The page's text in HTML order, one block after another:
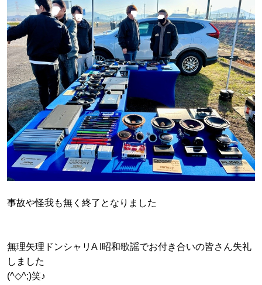
事故や怪我も無く終了となりました
無理矢理ドンシャリA I昭和歌謡でお付き合いの皆さん失礼
しました
(^◇^;)笑♪